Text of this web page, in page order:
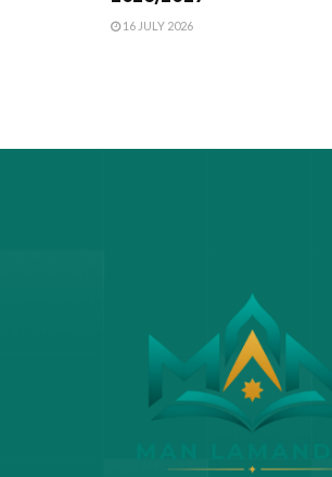
16 JULY 2026